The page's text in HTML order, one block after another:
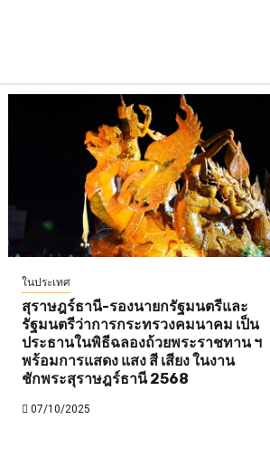
ในประเทศ
สุราษฎร์ธานี-รองนายกรัฐมนตรีและ
รัฐมนตรีว่าการกระทรวงคมนาคม เป็น
ประธานในพิธีฉลองถ้วยพระราชทาน ฯ
พร้อมการแสดง แสง สี เสียง ในงาน
ชักพระสุราษฎร์ธานี 2568
07/10/2025